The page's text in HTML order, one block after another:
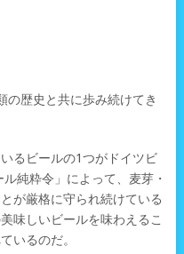
の歴史と共に歩み続けてき
るビールの1つがドイツビ
純粋令」によって、麦芽・
が厳格に守られ続けている
味しいビールを味わえるこ
いるのだ。